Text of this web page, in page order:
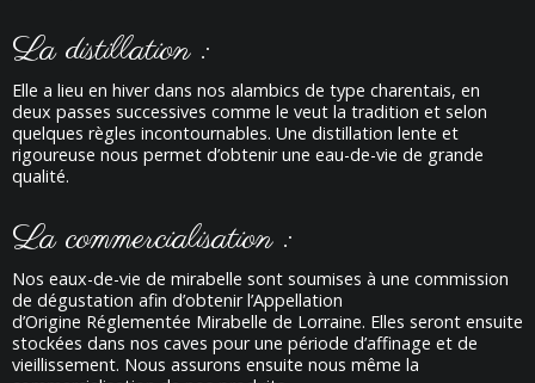
La distillation :
Elle a lieu en hiver dans nos alambics de type charentais, en
deux passes successives comme le veut la tradition et selon
quelques règles incontournables. Une distillation lente et
rigoureuse nous permet d’obtenir une eau-de-vie de grande
qualité.
La commercialisation :
Nos eaux-de-vie de mirabelle sont soumises à une commission
de dégustation afin d’obtenir l’Appellation
d’Origine Réglementée Mirabelle de Lorraine. Elles seront ensuite
stockées dans nos caves pour une période d’affinage et de
vieillissement. Nous assurons ensuite nous même la